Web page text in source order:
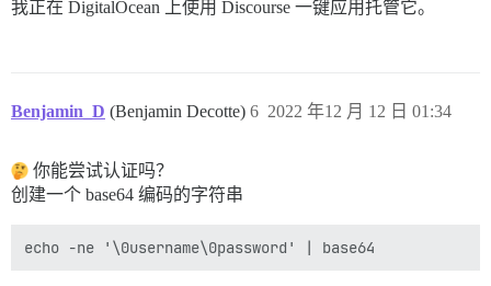
我正在 DigitalOcean 上使用 Discourse 一键应用托管它。
Benjamin_D (Benjamin Decotte) 2022 年12 月 12 日 01:34
6
你能尝试认证吗？
创建一个 base64 编码的字符串